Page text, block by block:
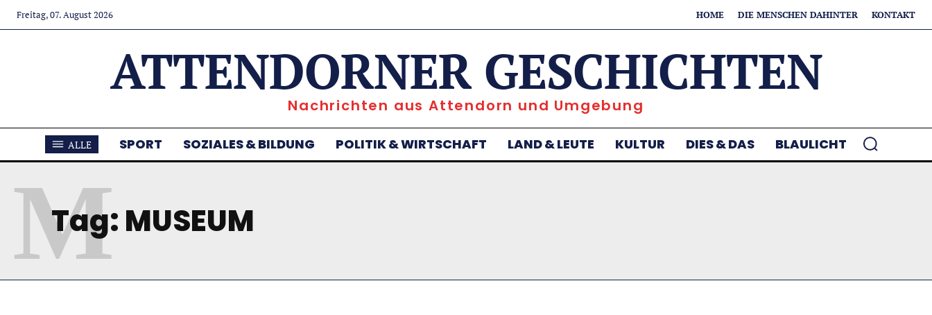
Freitag, 07. August 2026 HOME DIE MENSCHEN DAHINTER KONTAKT
ATTENDORNER GESCHICHTEN
Nachrichten aus Attendorn und Umgebung
ALLE SPORT SOZIALES & BILDUNG POLITIK & WIRTSCHAFT LAND & LEUTE KULTUR DIES & DAS BLAULICHT
Tag: MUSEUM
M